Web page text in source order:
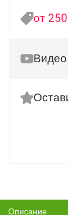
от
Видео
Описание